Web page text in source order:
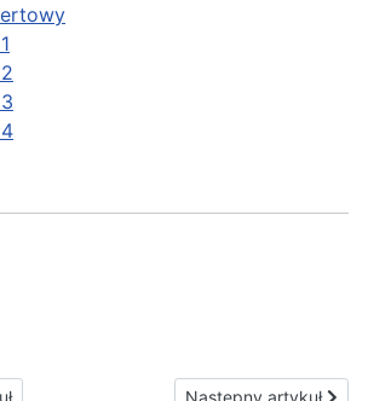
o zamówieniu UsługiNastępny artykuł: